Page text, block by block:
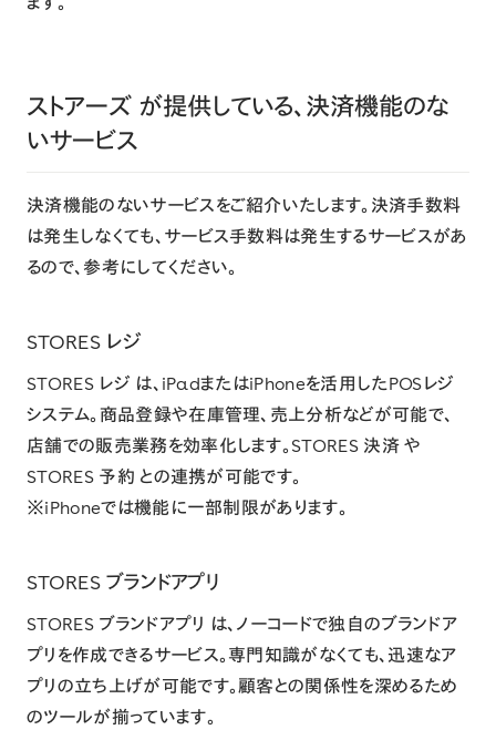
ストアーズ が提供している、決済機能のな
いサービス
決済機能のないサービスをご紹介いたします。決済手数料
は発生しなくても、サービス手数料は発生するサービスがあ
るので、参考にしてください。
STORES レジ
STORES レジ は、iPadまたはiPhoneを活用したPOSレジ
システム。商品登録や在庫管理、売上分析などが可能で、
店舗での販売業務を効率化します。STORES 決済 や
STORES 予約 との連携が可能です。
※iPhoneでは機能に一部制限があります。
STORES ブランドアプリ
STORES ブランドアプリ は、ノーコードで独自のブランドア
プリを作成できるサービス。専門知識がなくても、迅速なア
プリの立ち上げが可能です。顧客との関係性を深めるため
のツールが揃っています。